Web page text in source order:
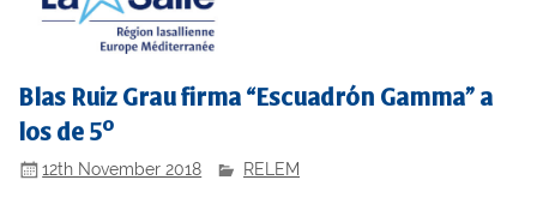
Blas Ruiz Grau firma “Escuadrón Gamma” a
los de 5º
12th November 2018 RELEM